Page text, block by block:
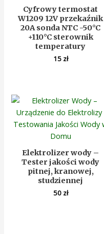
Cyfrowy termostat
W1209 12V przekaźnik
20A sonda NTC -50°C
+110°C sterownik
temperatury
15 zł
Elektrolizer wody –
Tester jakości wody
pitnej, kranowej,
studziennej
50 zł